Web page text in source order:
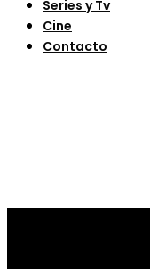
Series y Tv
Cine
Contacto